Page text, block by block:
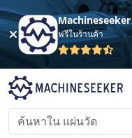
Machineseeker
ฟรีในร้านค้า